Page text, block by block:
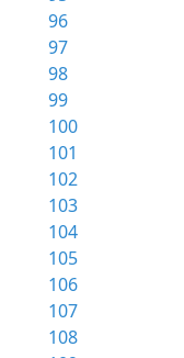
96
97
98
99
100
101
102
103
104
105
106
107
108